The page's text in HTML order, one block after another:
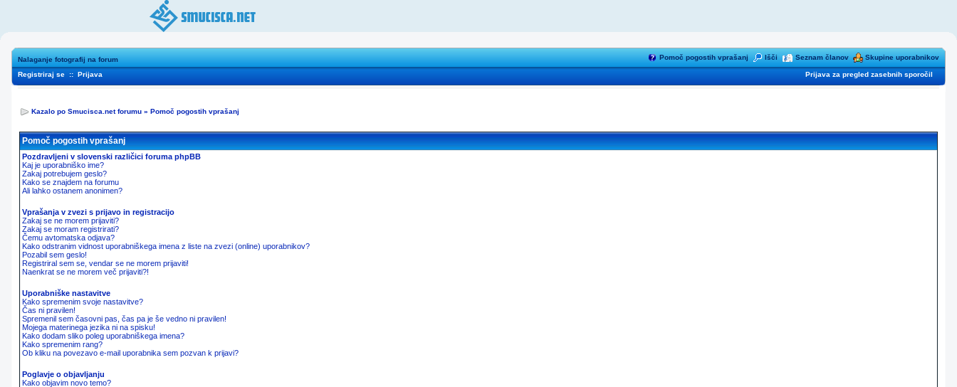
Nalaganje fotografij na forum Pomoč pogostih vprašanj Išči Seznam članov Skupine uporabnikov
Registriraj se :: Prijava Prijava za pregled zasebnih sporočil
Kazalo po Smucisca.net forumu » Pomoč pogostih vprašanj
Pomoč pogostih vprašanj
Pozdravljeni v slovenski različici foruma phpBB
Kaj je uporabniško ime?
Zakaj potrebujem geslo?
Kako se znajdem na forumu
Ali lahko ostanem anonimen?
Vprašanja v zvezi s prijavo in registracijo
Zakaj se ne morem prijaviti?
Zakaj se moram registrirati?
Čemu avtomatska odjava?
Kako odstranim vidnost uporabniškega imena z liste na zvezi (online) uporabnikov?
Pozabil sem geslo!
Registriral sem se, vendar se ne morem prijaviti!
Naenkrat se ne morem več prijaviti?!
Uporabniške nastavitve
Kako spremenim svoje nastavitve?
Čas ni pravilen!
Spremenil sem časovni pas, čas pa je še vedno ni pravilen!
Mojega materinega jezika ni na spisku!
Kako dodam sliko poleg uporabniškega imena?
Kako spremenim rang?
Ob kliku na povezavo e-mail uporabnika sem pozvan k prijavi?
Poglavje o objavljanju
Kako objavim novo temo?